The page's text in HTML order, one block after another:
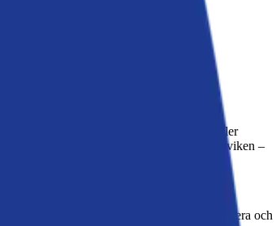
bostäder och rekreation. Det innebär att fler
av marken och vattensedimenten i Moranviken –
dels bidrar det till att sanera och